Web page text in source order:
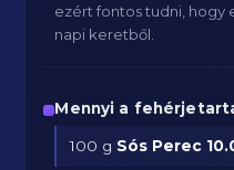
ezért fontos tudni, hogy
napi keretből.
Mennyi a
100 g Sós Perec